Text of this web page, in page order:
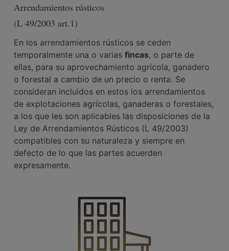
Arrendamientos rústicos
(L 49/2003 art.1)
En los arrendamientos rústicos se ceden
temporalmente una o varias fincas, o parte de
ellas, para su aprovechamiento agrícola, ganadero
o forestal a cambio de un precio o renta. Se
consideran incluidos en estos los arrendamientos
de explotaciones agrícolas, ganaderas o forestales,
a los que les son aplicables las disposiciones de la
Ley de Arrendamientos Rústicos (L 49/2003)
compatibles con su naturaleza y siempre en
defecto de lo que las partes acuerden
expresamente.